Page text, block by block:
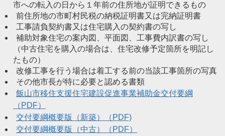
市への転入の日から１年前の住所地が証明できるもの
前住所地の市町村民税の納税証明書又は完納証明書
工事請負契約書又は住宅購入の契約書の写し
補助対象住宅の案内図、平面図、工事費内訳書の写し
（中古住宅を購入の場合は、住宅改修予定箇所を明記し
たもの）
改修工事を行う場合は着工する前の当該工事箇所の写真
その他市長が特に必要と認める書類
飯山市移住支援住宅建設促進事業補助金交付要綱
（PDF）
交付要綱概要版（新築）（PDF)
交付要綱概要版（中古）（PDF）